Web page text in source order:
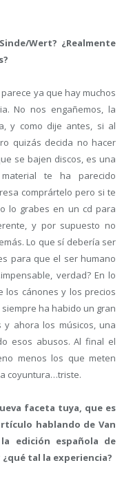
Wert? ¿Realmente
ya que hay muchos
No nos engañemos, la
y como dije antes, si al
quizás decida no hacer
se bajen discos, es una
te ha parecido
comprártelo pero si te
lo grabes en un cd para
y por supuesto no
Lo que sí debería ser
para que el ser humano
verdad? En lo
los cánones y los precios
ha habido un gran
y ahora los músicos, una
esos abusos. Al final el
menos los que meten
coyuntura…triste.
faceta tuya, que es
hablando de Van
edición española de
tal la experiencia?